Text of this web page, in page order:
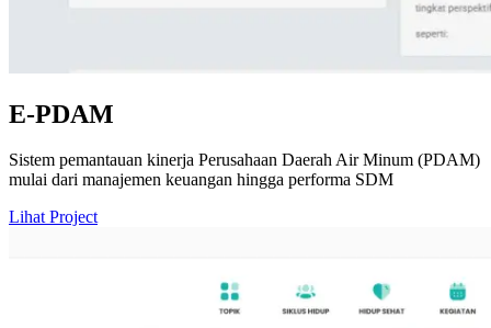
E-PDAM
Sistem pemantauan kinerja Perusahaan Daerah Air Minum (PDAM)
mulai dari manajemen keuangan hingga performa SDM
Lihat Project